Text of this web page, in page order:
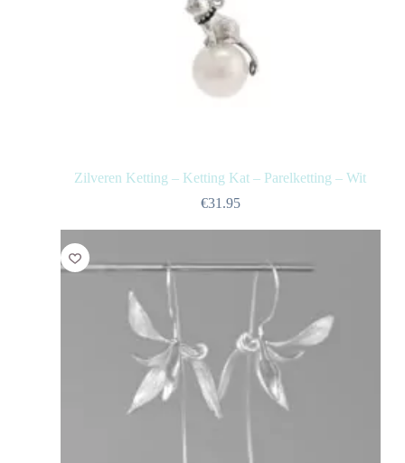
Zilveren Ketting – Ketting Kat – Parelketting – Wit
€31.95